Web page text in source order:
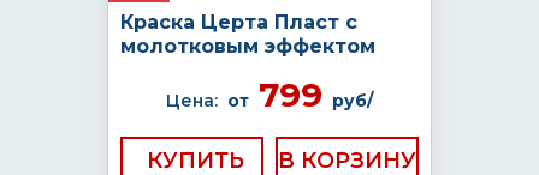
Краска Церта Пласт с
молотковым эффектом
Цена: от 799 руб/
КУПИТЬ